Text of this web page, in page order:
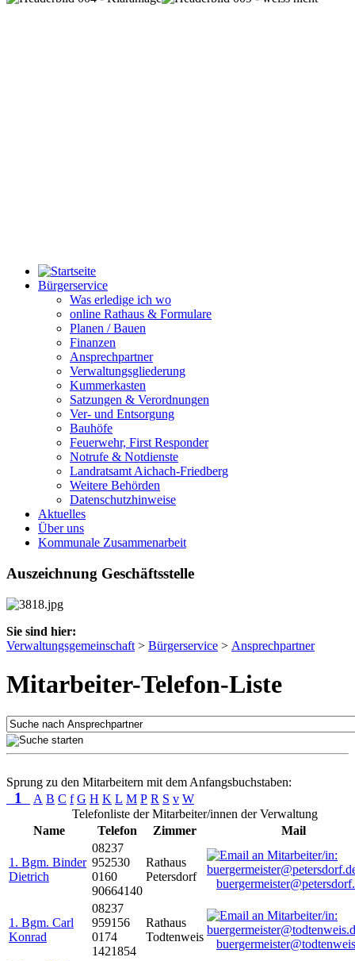
Bürgerservice
Was erledige ich wo
online Rathaus & Formulare
Planen / Bauen
Finanzen
Ansprechpartner
Verwaltungsgliederung
Kummerkasten
Satzungen & Verordnungen
Ver- und Entsorgung
Bauhöfe
Feuerwehr, First Responder
Notrufe & Notdienste
Landratsamt Aichach-Friedberg
Weitere Behörden
Datenschutzhinweise
Aktuelles
Über uns
Kommunale Zusammenarbeit
Auszeichnung Geschäftsstelle
Sie sind hier:
Verwaltungsgemeinschaft > Bürgerservice > Ansprechpartner
Mitarbeiter-Telefon-Liste
Sprung zu den Mitarbeitern mit dem Anfangsbuchstaben:
1 A B C f G H K L M P R S v W
Telefonliste der Mitarbeiter/innen der Verwaltung
Name
Telefon Zimmer Mail
1. Bgm. Binder
Dietrich
08237
952530
0160
90664140
Rathaus
Petersdorf
1. Bgm. Carl
Konrad
08237
959156
0174
1421854
Rathaus
Todtenweis